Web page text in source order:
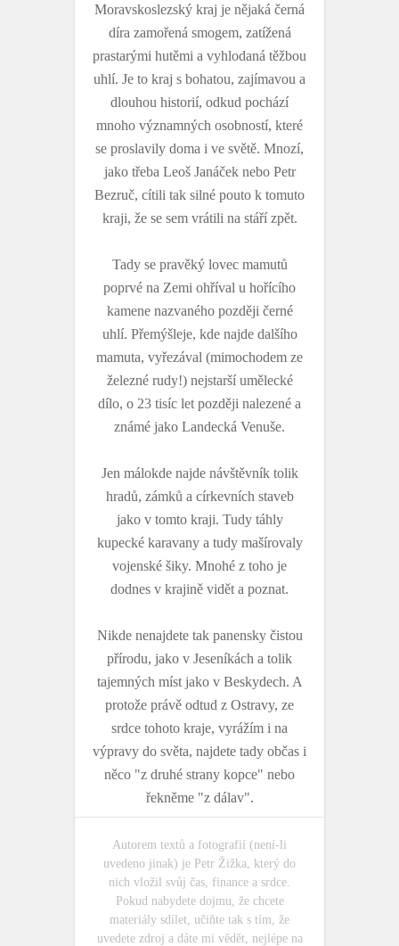
Moravskoslezský kraj je nějaká černá
díra zamořená smogem, zatížená
prastarými hutěmi a vyhlodaná těžbou
uhlí. Je to kraj s bohatou, zajímavou a
dlouhou historií, odkud pochází
mnoho významných osobností, které
se proslavily doma i ve světě. Mnozí,
jako třeba Leoš Janáček nebo Petr
Bezruč, cítili tak silné pouto k tomuto
kraji, že se sem vrátili na stáří zpět.
Tady se pravěký lovec mamutů
poprvé na Zemi ohříval u hořícího
kamene nazvaného později černé
uhlí. Přemýšleje, kde najde dalšího
mamuta, vyřezával (mimochodem ze
železné rudy!) nejstarší umělecké
dílo, o 23 tisíc let později nalezené a
známé jako Landecká Venuše.
Jen málokde najde návštěvník tolik
hradů, zámků a církevních staveb
jako v tomto kraji. Tudy táhly
kupecké karavany a tudy mašírovaly
vojenské šiky. Mnohé z toho je
dodnes v krajině vidět a poznat.
Nikde nenajdete tak panensky čistou
přírodu, jako v Jeseníkách a tolik
tajemných míst jako v Beskydech. A
protože právě odtud z Ostravy, ze
srdce tohoto kraje, vyrážím i na
výpravy do světa, najdete tady občas i
něco "z druhé strany kopce" nebo
řekněme "z dálav".
Autorem textů a fotografií (není-li
uvedeno jinak) je Petr Žižka, který do
nich vložil svůj čas, finance a srdce.
Pokud nabydete dojmu, že chcete
materiály sdílet, učiňte tak s tím, že
uvedete zdroj a dáte mi vědět, nejlépe na